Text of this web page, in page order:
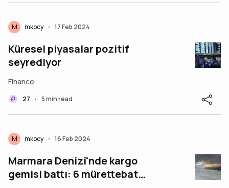
M mkocy • 17 Feb 2024
Küresel piyasalar pozitif
seyrediyor
Finance
27 • 5 min read
M mkocy • 16 Feb 2024
Marmara Denizi'nde kargo
gemisi battı: 6 mürettebat